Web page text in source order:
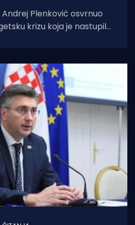
Plenković osvrnuo
krizu koja je nastupila